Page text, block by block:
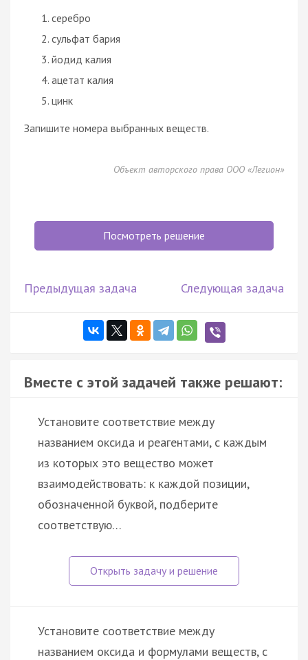
серебро
сульфат бария
йодид калия
ацетат калия
цинк
Запишите номера выбранных веществ.
Объект авторского права ООО «Легион»
Посмотреть решение
Предыдущая задача Следующая задача
Вместе с этой задачей также решают:
Установите соответствие между
названием оксида и реагентами, с каждым
из которых это вещество может
взаимодействовать: к каждой позиции,
обозначенной буквой, подберите
соответствую…
Установите соответствие между
названием оксида и формулами веществ, с